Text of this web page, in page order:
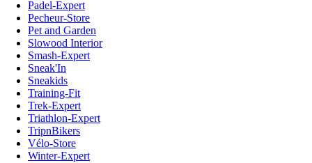
Padel-Expert
Pecheur-Store
Pet and Garden
Slowood Interior
Smash-Expert
Sneak'In
Sneakids
Training-Fit
Trek-Expert
Triathlon-Expert
TripnBikers
Vélo-Store
Winter-Expert